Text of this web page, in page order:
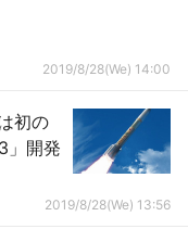
2019/8/28(We) 14:00
初の
」開発
2019/8/28(We) 13:56